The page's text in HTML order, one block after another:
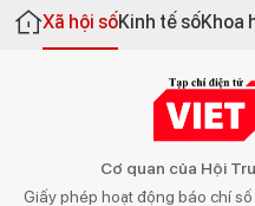
Xã hội sốKinh tế sốKhoa
Cơ quan của Hội
Giấy phép hoạt động báo chí